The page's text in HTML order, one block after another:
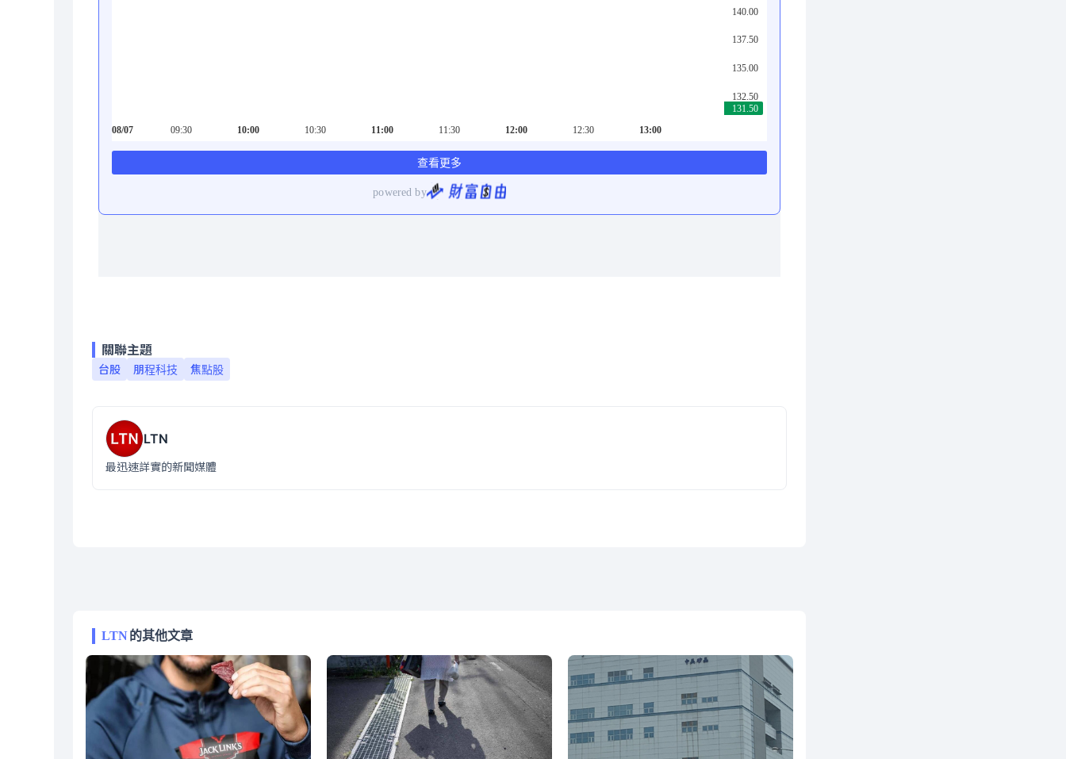
關聯主題
台股 朋程科技 焦點股
LTN
最迅速詳實的新聞媒體
LTN的其他文章